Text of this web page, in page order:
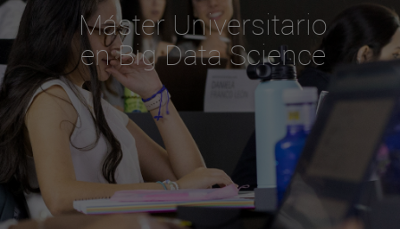
Máster Universitario
en Big Data Science